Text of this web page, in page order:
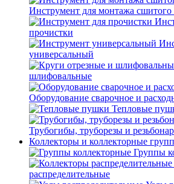
Инструмент для монтажа сшитого
прочистки
универсальный
шлифовальные
Оборудование сварочное и
Тепловые
Трубогибы, труборезы и
Коллекторы и коллекторные
Группы
распределительные